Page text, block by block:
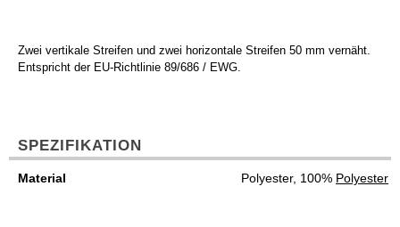
Zwei vertikale Streifen und zwei horizontale Streifen 50 mm vernäht.
Entspricht der EU-Richtlinie 89/686 / EWG.
SPEZIFIKATION
Material Polyester, 100% Polyester